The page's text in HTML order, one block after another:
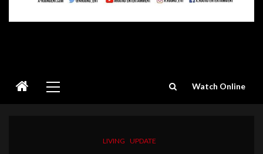
Menu
Watch Online
LIVING UPDATE